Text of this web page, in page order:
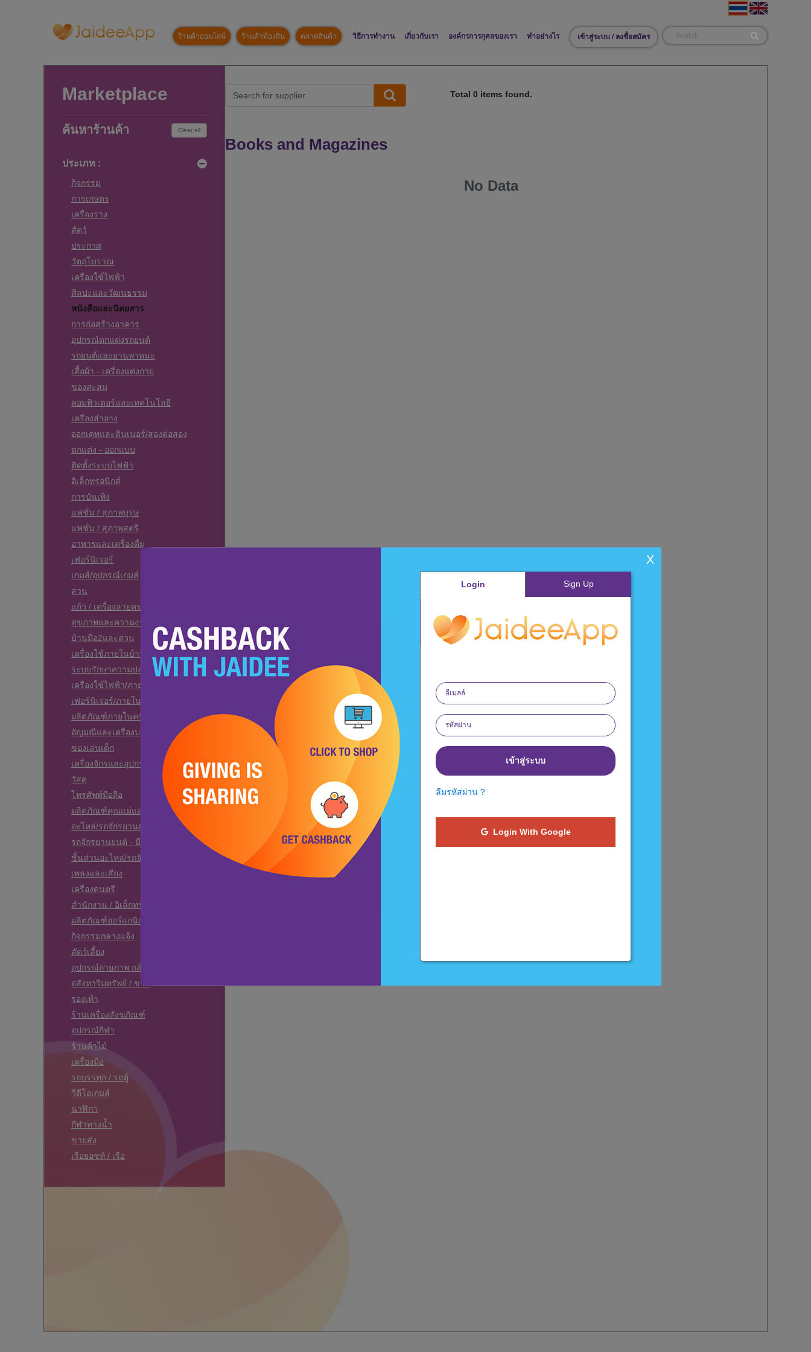
ร้านค้าออนไลน์ ร้านค้าท้องถิ่น ตลาดสินค้า วิธีการทำงาน เกี่ยวกับเรา องค์กรการกุศลของเรา ทำอย่างไร เข้าสู่ระบบ / ลงชื่อสมัคร
Marketplace
ค้นหาร้านค้า Clear all
ประเภท :
กิจกรรม
การเกษตร
เครื่องราง
สัตว์
ประกาศ
วัตถุโบราณ
เครื่องใช้ไฟฟ้า
ศิลปะและวัฒนธรรม
หนังสือและนิตยสาร
การก่อสร้างอาคาร
อุปกรณ์ตกแต่งรถยนต์
รถยนต์และยานพาหนะ
เสื้อผ้า - เครื่องแต่งกาย
ของสะสม
คอมพิวเตอร์และเทคโนโลยี
เครื่องสำอาง
ออกเดทและดินเนอร์/สองต่อสอง
ตกแต่ง - ออกแบบ
ติดตั้งระบบไฟฟ้า
อิเล็กทรอนิกส์
การบันเทิง
แฟชั่น / สุภาพบุรุษ
แฟชั่น / สุภาพสตรี
อาหารและเครื่องดื่ม
เฟอร์นิเจอร์
เกมส์/อุปกรณ์เกมส์
สวน
แก้ว / เครื่องลายคราม
สุขภาพและความงาม
บ้านมือ2และสวน
เครื่องใช้ภายในบ้าน
ระบบรักษาความปลอดภัยบ้าน
เครื่องใช้ไฟฟ้า/ภายในครัวเรือน
เฟอร์นิเจอร์/ภายในครัวเรือน
ผลิตภัณฑ์ภายในครัวเรือน
อัญมณีและเครื่องประดับแฟชั่น
ของเล่นเด็ก
เครื่องจักรและอุปกรณ์
วัสดุ
โทรศัพท์มือถือ
ผลิตภัณฑ์คุณแม่และเด็ก
อะไหล่/รถจักรยานยนต์
รถจักรยานยนต์ - มือสอง
ชิ้นส่วนอะไหล่/รถจักรยานยนต์
เพลงและเสียง
เครื่องดนตรี
สำนักงาน / อิเล็กทรอนิคส์
ผลิตภัณฑ์ออร์แกนิก
กิจกรรมกลางแจ้ง
สัตว์เลี้ยง
อุปกรณ์ถ่ายภาพ กล้อง - วิดีโอ - ดีวีดี
อสังหาริมทรัพย์ / ขาย
รองเท้า
ร้านเครื่องสังฆภัณฑ์
อุปกรณ์กีฬา
ร้านค้าไม้
เครื่องมือ
รถบรรทุก / รถตู้
วีดีโอเกมส์
นาฬิกา
กีฬาทางน้ำ
ขายส่ง
เรือยอชท์ / เรือ
Total0 items found.
Books and Magazines
No Data
X
Login Sign Up
เข้าสู่ระบบ
ลืมรหัสผ่าน ?
Login With Google